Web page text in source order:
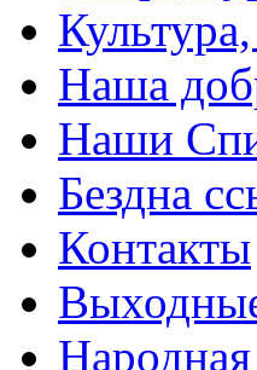
Наша
Наши
Бездна
Контакты